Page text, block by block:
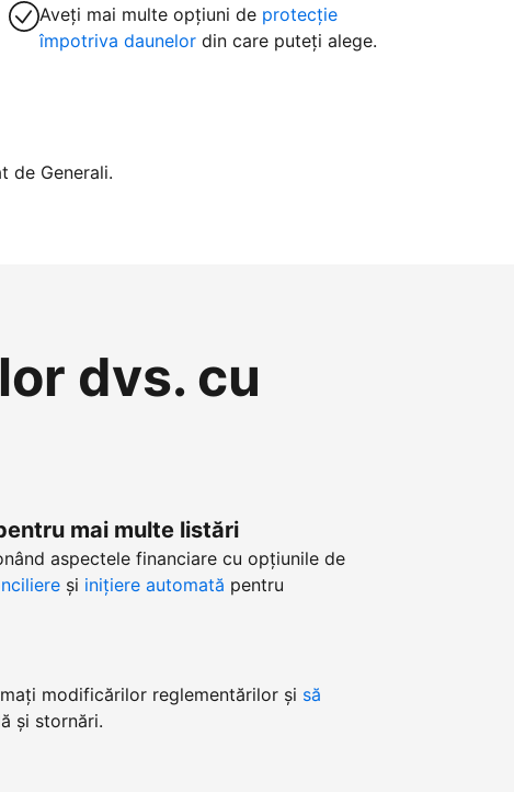
Aveți mai multe opțiuni de protecție
împotriva daunelor din care puteți alege.
de Generali.
dvs. cu
mai multe listări
aspectele financiare cu opțiunile de
și inițiere automată pentru
modificărilor reglementărilor și să
și stornări.